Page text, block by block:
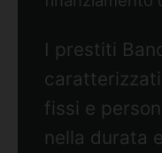
I prestiti
fissi e
nella durata